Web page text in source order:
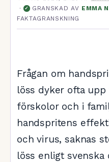
· ✓ GRANSKAD AV EMMA
FAKTAGRANSKNING
Frågan om
löss dyker ofta
förskolor och i
handspritens
och virus, saknas
löss enligt